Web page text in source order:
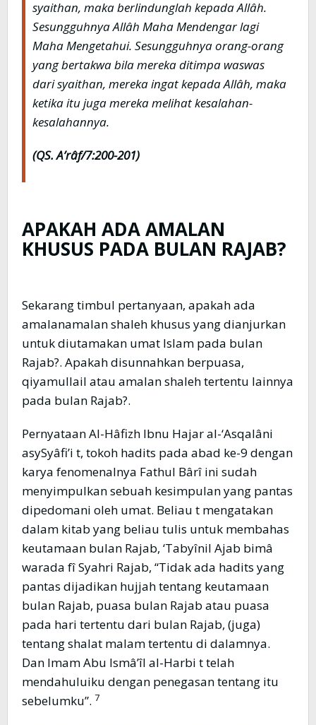
syaithan, maka berlindunglah kepada Allâh.
Sesungguhnya Allâh Maha Mendengar lagi
Maha Mengetahui. Sesungguhnya orang-orang
yang bertakwa bila mereka ditimpa waswas
dari syaithan, mereka ingat kepada Allâh, maka
ketika itu juga mereka melihat kesalahan-
kesalahannya.
(QS. A’râf/7:200-201)
APAKAH ADA AMALAN
KHUSUS PADA BULAN RAJAB?
Sekarang timbul pertanyaan, apakah ada
amalanamalan shaleh khusus yang dianjurkan
untuk diutamakan umat Islam pada bulan
Rajab?. Apakah disunnahkan berpuasa,
qiyamullail atau amalan shaleh tertentu lainnya
pada bulan Rajab?.
Pernyataan Al-Hâfizh Ibnu Hajar al-‘Asqalâni
asySyâfi’i t, tokoh hadits pada abad ke-9 dengan
karya fenomenalnya Fathul Bârî ini sudah
menyimpulkan sebuah kesimpulan yang pantas
dipedomani oleh umat. Beliau t mengatakan
dalam kitab yang beliau tulis untuk membahas
keutamaan bulan Rajab, ‘Tabyînil Ajab bimâ
warada fî Syahri Rajab, “Tidak ada hadits yang
pantas dijadikan hujjah tentang keutamaan
bulan Rajab, puasa bulan Rajab atau puasa
pada hari tertentu dari bulan Rajab, (juga)
tentang shalat malam tertentu di dalamnya.
Dan Imam Abu Ismâ’îl al-Harbi t telah
mendahuluiku dengan penegasan tentang itu
sebelumku”. 7